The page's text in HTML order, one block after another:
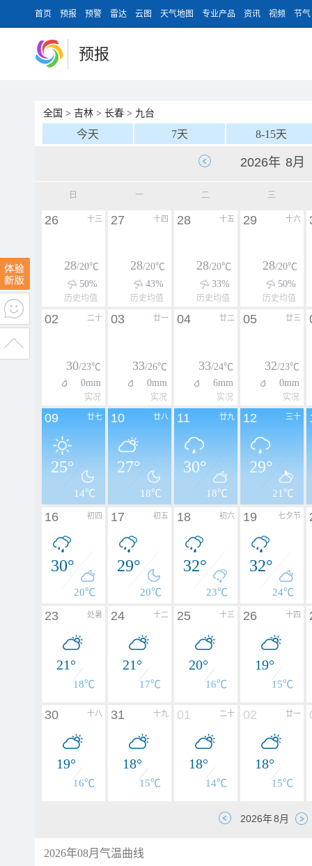
首页 预报 预警 雷达 云图 天气地图 专业产品 资讯 视频 节气
预报
全国 > 吉林 > 长春 > 九台
今天 7天 8-15天
日 一 二 三
十三
26
28/20℃
50%
历史均值
十四
27
28/20℃
43%
历史均值
十五
28
28/20℃
33%
历史均值
十六
29
28/20℃
50%
历史均值
二十
02
30/23℃
0mm
实况
廿一
03
33/26℃
0mm
实况
廿二
04
33/24℃
6mm
实况
廿三
05
32/23℃
0mm
实况
廿七
09
25°
14℃
廿八
10
27°
18℃
廿九
11
30°
18℃
三十
12
29°
21℃
初四
16
30°
20℃
初五
17
29°
20℃
初六
18
32°
23℃
七夕节
19
32°
24℃
处暑
23
21°
18℃
十二
24
21°
17℃
十三
25
20°
16℃
十四
26
19°
15℃
十八
30
19°
16℃
十九
31
18°
15℃
二十
01
18°
14℃
廿一
02
18°
15℃
2026年08月气温曲线